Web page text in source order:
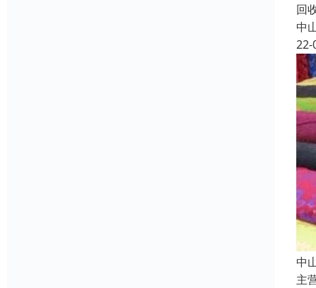
回
中
22-
中
主